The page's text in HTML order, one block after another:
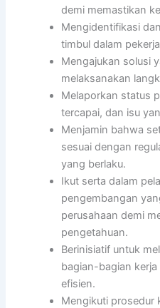
demi memastikan
Mengidentifikasi
timbul dalam
Mengajukan solusi
melaksanakan
Melaporkan status
tercapai, dan isu
Menjamin bahwa
sesuai dengan
yang berlaku.
Ikut serta dalam
pengembangan
perusahaan demi
pengetahuan.
Berinisiatif untuk
bagian-bagian
efisien.
Mengikuti prosedur